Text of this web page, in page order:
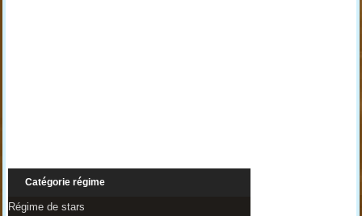
Catégorie régime
Régime de stars